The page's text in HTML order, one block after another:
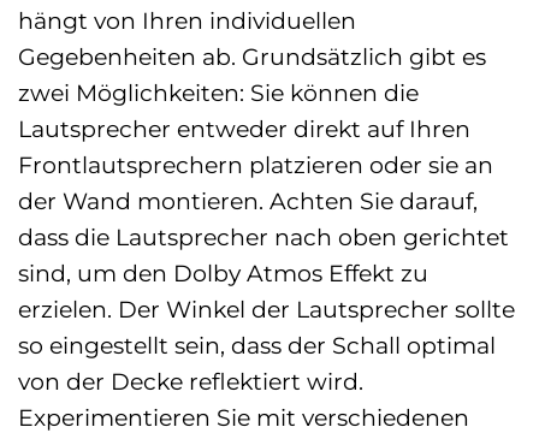
hängt von Ihren individuellen
Gegebenheiten ab. Grundsätzlich gibt es
zwei Möglichkeiten: Sie können die
Lautsprecher entweder direkt auf Ihren
Frontlautsprechern platzieren oder sie an
der Wand montieren. Achten Sie darauf,
dass die Lautsprecher nach oben gerichtet
sind, um den Dolby Atmos Effekt zu
erzielen. Der Winkel der Lautsprecher sollte
so eingestellt sein, dass der Schall optimal
von der Decke reflektiert wird.
Experimentieren Sie mit verschiedenen